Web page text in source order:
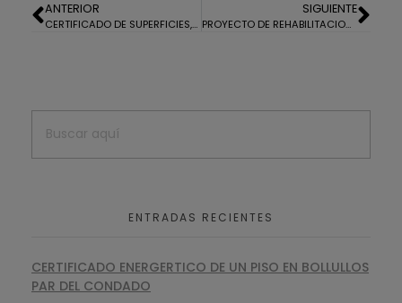
ANTERIOR
CERTIFICADO DE SUPERFICIES, ANTIGÜEDAD, ESTADO CONSTRUCTIVO, USO Y GEORREFERENCIACIÓN CATASTRAL DE UN EDIFICIO.
SIGUIENTE
PROYECTO DE REHABILITACION DE ZONAS COMUNES EN SOPORTAL DE EDIFICIO
ENTRADAS RECIENTES
CERTIFICADO ENERGERTICO DE UN PISO EN BOLLULLOS
PAR DEL CONDADO